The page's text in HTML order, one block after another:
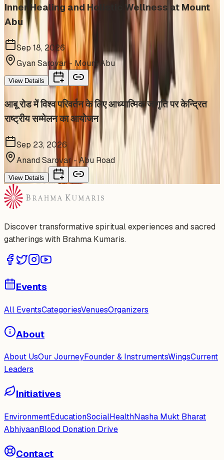
Inner Healing and Holistic Wellness at Mount
Abu
Sep 18, 2026
Gyan Sarovar - Mount Abu
View Details
आबू रोड में विश्व परिवर्तन के लिए आध्यात्मिक जागृति पर केन्द्रित
राष्ट्रीय सम्मेलन का आयोजन
Sep 23, 2026
Anand Sarovar - Abu Road
View Details
Discover transformative spiritual experiences and sacred
gatherings with Brahma Kumaris.
Events
All EventsCategoriesVenuesOrganizers
About
About UsOur JourneyFounder & InstrumentsWingsCurrent
Leaders
Initiatives
EnvironmentEducationSocialHealthNasha Mukt Bharat
AbhiyaanBlood Donation Drive
Contact